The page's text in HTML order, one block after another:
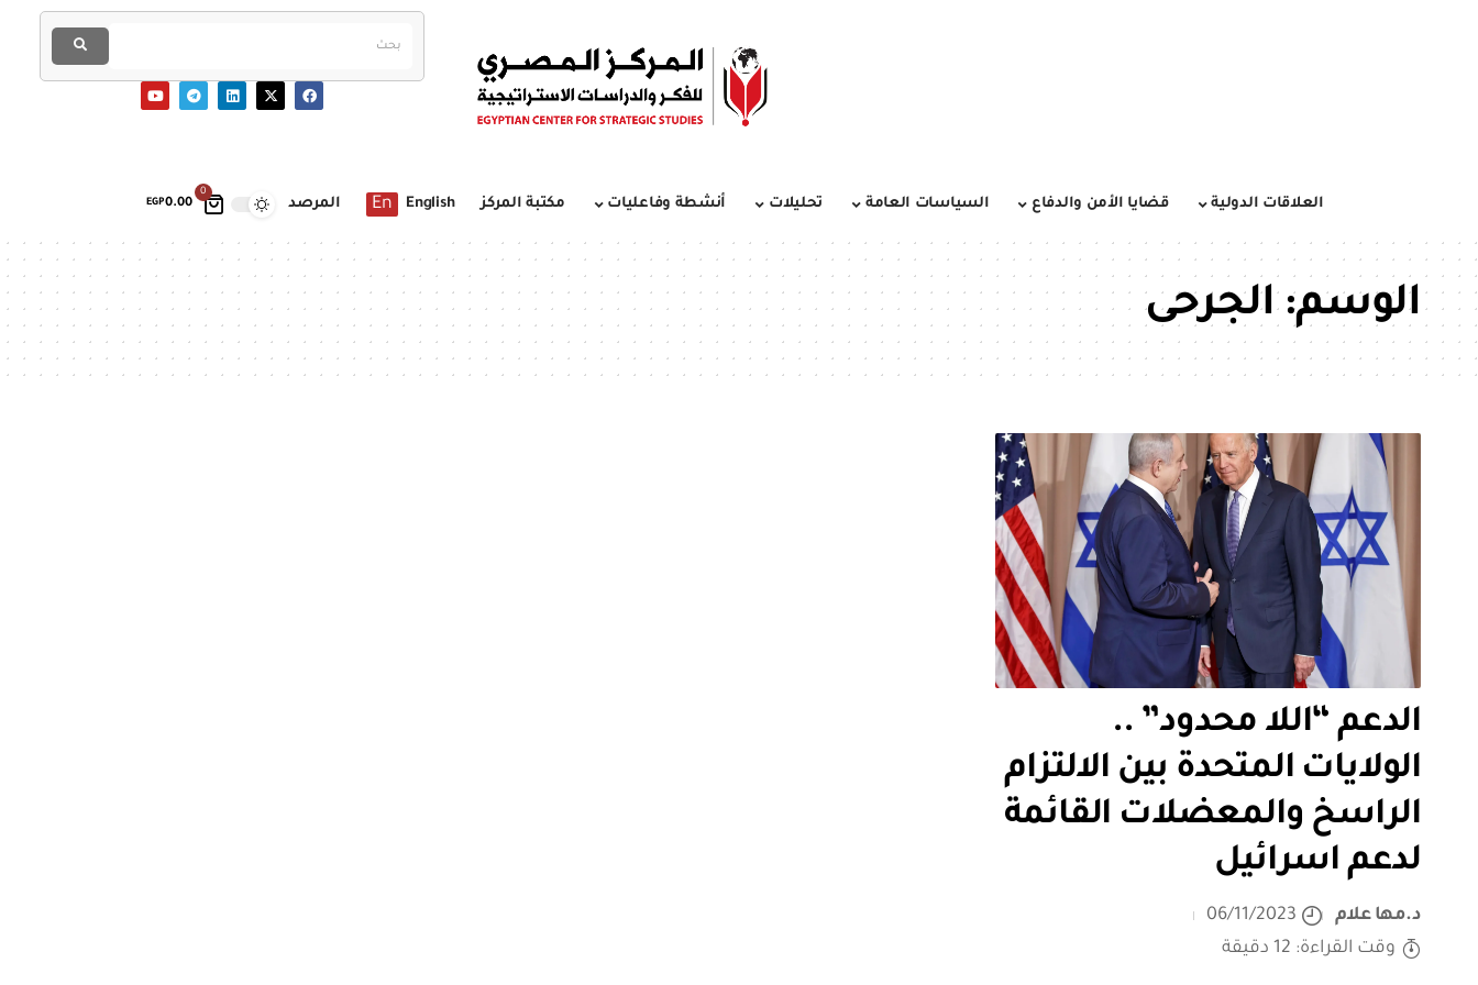
0
EGP0.00 العلاقات الدولية قضايا الأمن والدفاع السياسات العامة تحليلات أنشطة وفاعليات مكتبة المركز English
En المرصد
الوسم:الجرحى
الدعم “اللا محدود” ..
الولايات المتحدة بين الالتزام
الراسخ والمعضلات القائمة
لدعم اسرائيل
د.مها علام
06/11/2023
وقت القراءة: 12 دقيقة